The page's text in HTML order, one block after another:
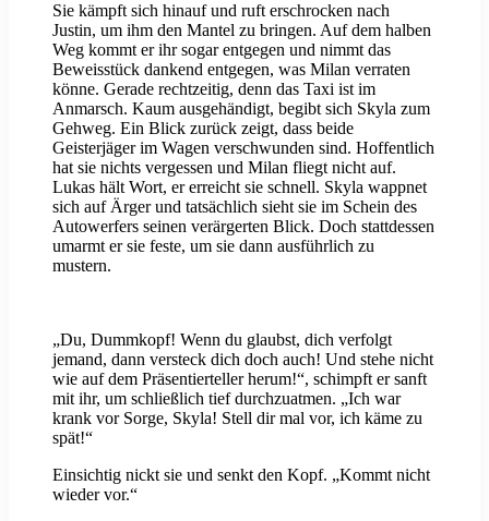
Sie kämpft sich hinauf und ruft erschrocken nach
Justin, um ihm den Mantel zu bringen. Auf dem halben
Weg kommt er ihr sogar entgegen und nimmt das
Beweisstück dankend entgegen, was Milan verraten
könne. Gerade rechtzeitig, denn das Taxi ist im
Anmarsch. Kaum ausgehändigt, begibt sich Skyla zum
Gehweg. Ein Blick zurück zeigt, dass beide
Geisterjäger im Wagen verschwunden sind. Hoffentlich
hat sie nichts vergessen und Milan fliegt nicht auf.
Lukas hält Wort, er erreicht sie schnell. Skyla wappnet
sich auf Ärger und tatsächlich sieht sie im Schein des
Autowerfers seinen verärgerten Blick. Doch stattdessen
umarmt er sie feste, um sie dann ausführlich zu
mustern.
„Du, Dummkopf! Wenn du glaubst, dich verfolgt
jemand, dann versteck dich doch auch! Und stehe nicht
wie auf dem Präsentierteller herum!“, schimpft er sanft
mit ihr, um schließlich tief durchzuatmen. „Ich war
krank vor Sorge, Skyla! Stell dir mal vor, ich käme zu
spät!“
Einsichtig nickt sie und senkt den Kopf. „Kommt nicht
wieder vor.“